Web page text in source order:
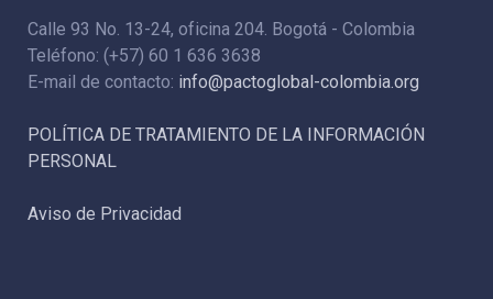
Calle 93 No. 13-24, oficina 204. Bogotá - Colombia
Teléfono: (+57) 60 1 636 3638
E-mail de contacto: info@pactoglobal-colombia.org
POLÍTICA DE TRATAMIENTO DE LA INFORMACIÓN
PERSONAL
Aviso de Privacidad